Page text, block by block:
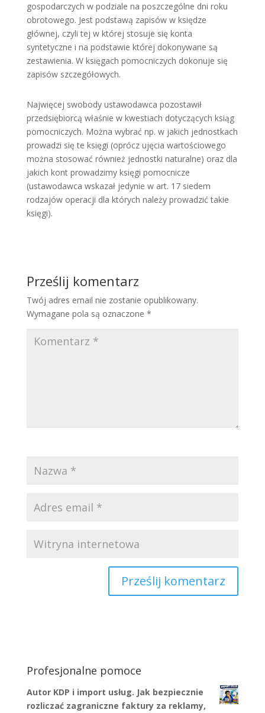
gospodarczych w podziale na poszczególne dni roku
obrotowego. Jest podstawą zapisów w księdze
głównej, czyli tej w której stosuje się konta
syntetyczne i na podstawie której dokonywane są
zestawienia. W księgach pomocniczych dokonuje się
zapisów szczegółowych.
Najwięcej swobody ustawodawca pozostawił
przedsiębiorcą właśnie w kwestiach dotyczących ksiąg
pomocniczych. Można wybrać np. w jakich jednostkach
prowadzi się te księgi (oprócz ujęcia wartościowego
można stosować również jednostki naturalne) oraz dla
jakich kont prowadzimy księgi pomocnicze
(ustawodawca wskazał jedynie w art. 17 siedem
rodzajów operacji dla których należy prowadzić takie
księgi).
Prześlij komentarz
Twój adres email nie zostanie opublikowany.
Wymagane pola są oznaczone *
Profesjonalne pomoce
Autor KDP i import usług. Jak bezpiecznie
rozliczać zagraniczne faktury za reklamy,